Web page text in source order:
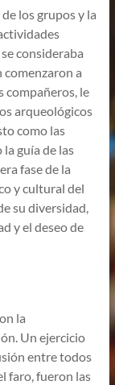
los grupos y la
consideraba
comenzaron a
compañeros, le
arqueológicos
como las
la guía de las
fase de la
y cultural del
su diversidad,
y el deseo de
la
Un ejercicio
entre todos
faro, fueron las